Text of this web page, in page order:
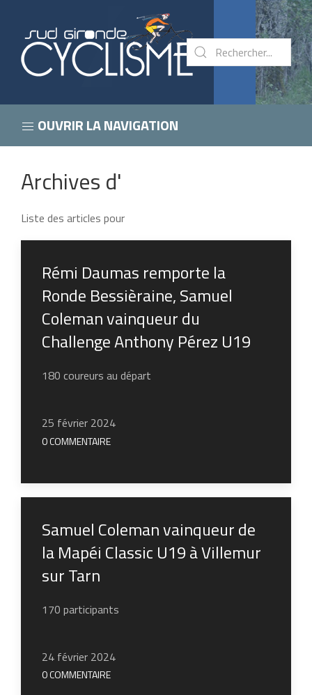
OUVRIR LA NAVIGATION
Archives d'
Liste des articles pour
Rémi Daumas remporte la
Ronde Bessièraine, Samuel
Coleman vainqueur du
Challenge Anthony Pérez U19
180 coureurs au départ
25 février 2024
0 COMMENTAIRE
Samuel Coleman vainqueur de
la Mapéi Classic U19 à Villemur
sur Tarn
170 participants
24 février 2024
0 COMMENTAIRE